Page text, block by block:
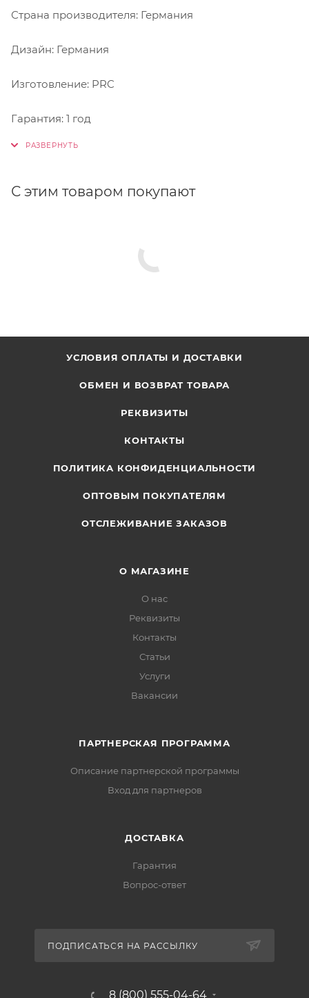
Страна производителя: Германия
Дизайн: Германия
Изготовление: PRC
Гарантия: 1 год
С этим товаром покупают
УСЛОВИЯ ОПЛАТЫ И ДОСТАВКИ
ОБМЕН И ВОЗВРАТ ТОВАРА
РЕКВИЗИТЫ
КОНТАКТЫ
ПОЛИТИКА КОНФИДЕНЦИАЛЬНОСТИ
ОПТОВЫМ ПОКУПАТЕЛЯМ
ОТСЛЕЖИВАНИЕ ЗАКАЗОВ
О МАГАЗИНЕ
О нас
Реквизиты
Контакты
Статьи
Услуги
Вакансии
ПАРТНЕРСКАЯ ПРОГРАММА
Описание партнерской программы
Вход для партнеров
ДОСТАВКА
Гарантия
Вопрос-ответ
ПОДПИСАТЬСЯ НА РАССЫЛКУ
8 (800) 555-04-64